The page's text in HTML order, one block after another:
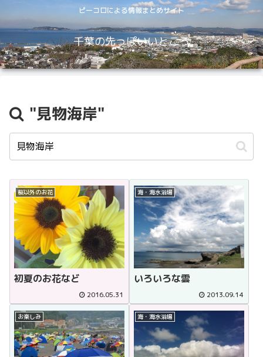
ピーコロによる情報まとめサイト
千葉の先っぽいいところ
"見物海岸"
桜以外のお花
初夏のお花など
2016.05.31
海・海水浴場
いろいろな雲
2013.09.14
お楽しみ 海・海水浴場